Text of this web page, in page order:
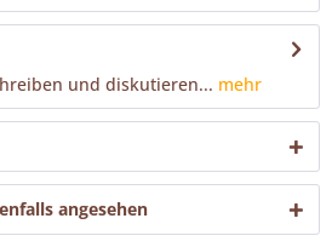
und diskutieren... mehr
angesehen